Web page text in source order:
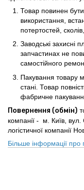
Товар повинен
використання,
потертостей,
Заводські захисні
запчастинах не
самостійного
Пакування товару
стані. Товар
фабричне
Повернення (обмін)
компанії - м. Київ,
логістичної компанії
Більше інформації